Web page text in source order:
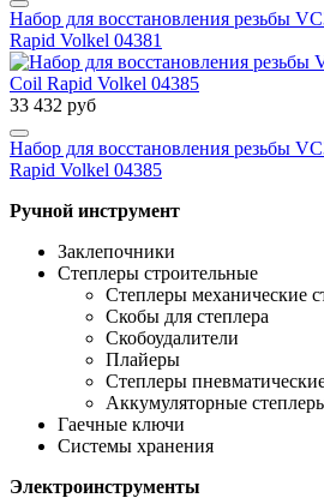
Набор для восстановления резьбы
Rapid Volkel 04381
33 432 руб
Набор для восстановления резьбы
Rapid Volkel 04385
Ручной инструмент
Заклепочники
Степлеры строительные
Степлеры механические
Скобы для степлера
Скобоудалители
Плайеры
Степлеры
Аккумуляторные
Гаечные ключи
Системы хранения
Электроинструменты